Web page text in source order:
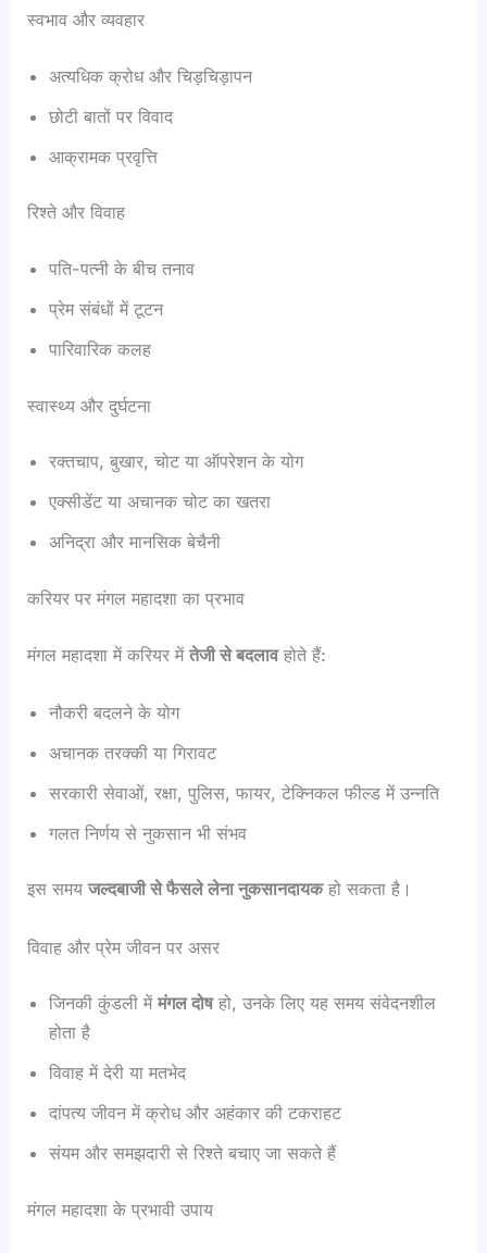
स्वभाव और व्यवहार
अत्यधिक क्रोध और चिड़चिड़ापन
छोटी बातों पर विवाद
आक्रामक प्रवृत्ति
रिश्ते और विवाह
पति-पत्नी के बीच तनाव
प्रेम संबंधों में टूटन
पारिवारिक कलह
स्वास्थ्य और दुर्घटना
रक्तचाप, बुखार, चोट या ऑपरेशन के योग
एक्सीडेंट या अचानक चोट का खतरा
अनिद्रा और मानसिक बेचैनी
करियर पर मंगल महादशा का प्रभाव
मंगल महादशा में करियर मेंतेजी से बदलावहोते हैं:
नौकरी बदलने के योग
अचानक तरक्की या गिरावट
सरकारी सेवाओं, रक्षा, पुलिस, फायर, टेक्निकल फील्ड में उन्नति
गलत निर्णय से नुकसान भी संभव
इस समयजल्दबाजी से फैसले लेना नुकसानदायकहो सकता है।
विवाह और प्रेम जीवन पर असर
जिनकी कुंडली मेंमंगल दोषहो, उनके लिए यह समय संवेदनशील
होता है
विवाह में देरी या मतभेद
दांपत्य जीवन में क्रोध और अहंकार की टकराहट
संयम और समझदारी से रिश्ते बचाए जा सकते हैं
मंगल महादशा के प्रभावी उपाय